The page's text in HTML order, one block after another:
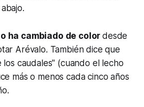
ha cambiado de colordesde
Arévalo. También dice que
caudales" (cuando el lecho
más o menos cada cinco años